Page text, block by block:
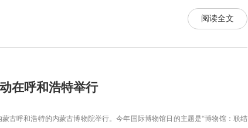
阅读全文
在呼和浩特举行
呼和浩特的内蒙古博物院举行。今年国际博物馆日的主题是“博物馆：联结